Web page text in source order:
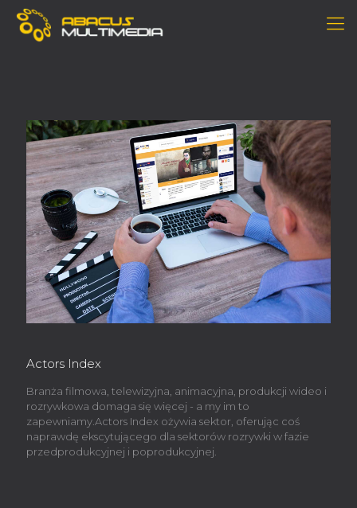
Actors Index
Branża filmowa, telewizyjna, animacyjna, produkcji wideo i
rozrywkowa domaga się więcej - a my im to
zapewniamy.Actors Index ożywia sektor, oferując coś
naprawdę ekscytującego dla sektorów rozrywki w fazie
przedprodukcyjnej i poprodukcyjnej.